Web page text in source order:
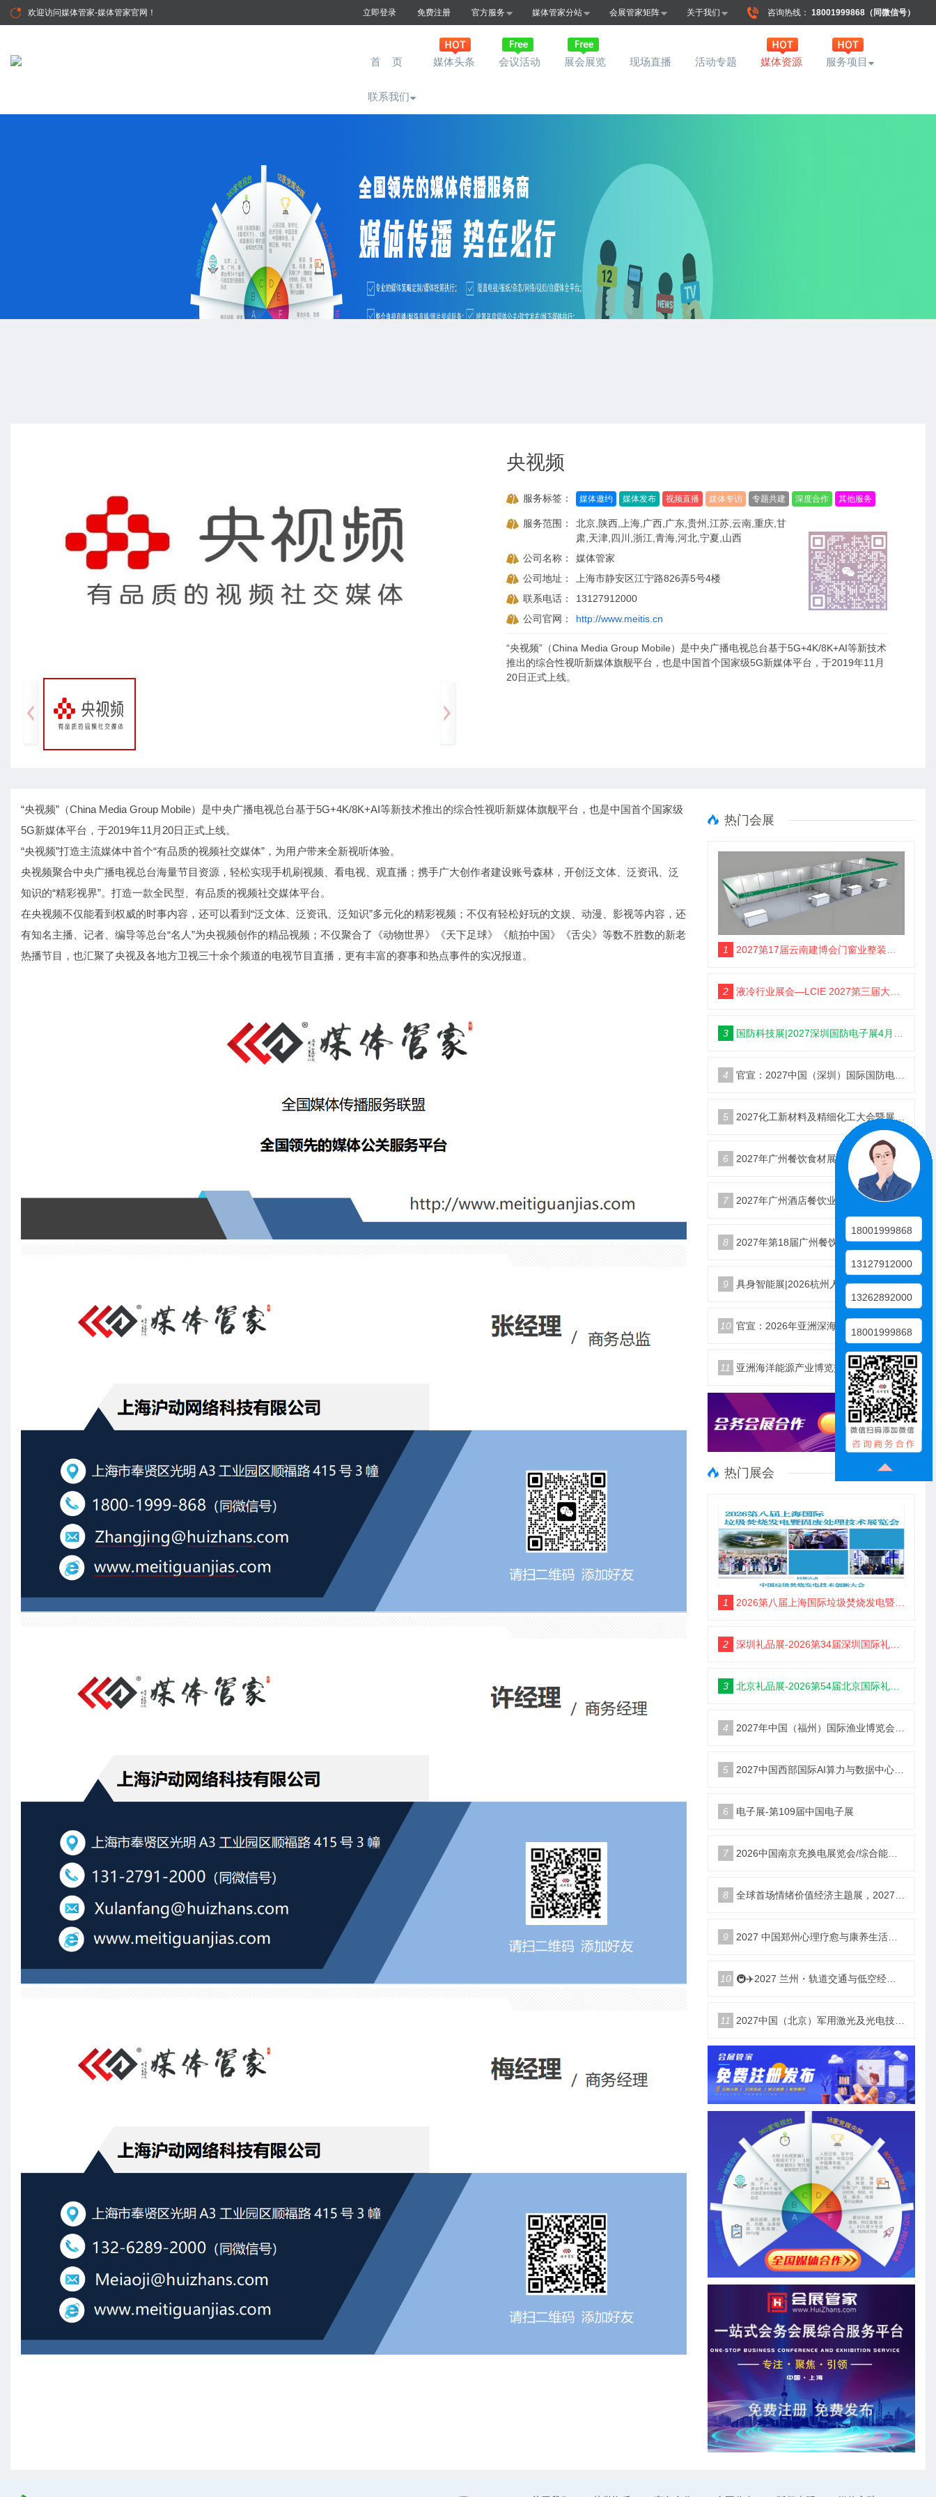
欢迎访问媒体管家-媒体管家官网 ！ 立即登录 免费注册 官方服务 媒体管家分站 会展管家矩阵 关于我们 咨询热线： 18001999868（同微信号）
首 页 媒体头条 会议活动 展会展览 现场直播 活动专题 媒体资源 服务项目
联系我们
央视频
服务标签： 媒体邀约 媒体发布 视频直播 媒体专访 专题共建 深度合作 其他服务
服务范围：
北京,陕西,上海,广西,广东,贵州,江苏,云南,重庆,甘
肃,天津,四川,浙江,青海,河北,宁夏,山西
公司名称：
媒体管家
公司地址：
上海市静安区江宁路826弄5号4楼
联系电话：
13127912000
公司官网：
http://www.meitis.cn
“央视频”（China Media Group Mobile）是中央广播电视总台基于5G+4K/8K+AI等新技术
推出的综合性视听新媒体旗舰平台，也是中国首个国家级5G新媒体平台，于2019年11月
20日正式上线。
“央视频”（China Media Group Mobile）是中央广播电视总台基于5G+4K/8K+AI等新技术推出的综合性视听新媒体旗舰平台，也是中国首个国家级
5G新媒体平台，于2019年11月20日正式上线。
“央视频”打造主流媒体中首个“有品质的视频社交媒体”，为用户带来全新视听体验。
央视频聚合中央广播电视总台海量节目资源，轻松实现手机刷视频、看电视、观直播；携手广大创作者建设账号森林，开创泛文体、泛资讯、泛
知识的“精彩视界”。打造一款全民型、有品质的视频社交媒体平台。
在央视频不仅能看到权威的时事内容，还可以看到“泛文体、泛资讯、泛知识”多元化的精彩视频；不仅有轻松好玩的文娱、动漫、影视等内容，还
有知名主播、记者、编导等总台“名人”为央视频创作的精品视频；不仅聚合了《动物世界》《天下足球》《航拍中国》《舌尖》等数不胜数的新老
热播节目，也汇聚了央视及各地方卫视三十余个频道的电视节目直播，更有丰富的赛事和热点事件的实况报道。
热门会展
1 2027第17届云南建博会门窗业整装定制智能家居卫浴建材展会
2 液冷行业展会—LCIE 2027第三届大湾区国际液冷产业大会暨展览会（深圳）
3 国防科技展|2027深圳国防电子展4月9日启幕
4 官宣：2027中国（深圳）国际国防电子博览会
5 2027化工新材料及精细化工大会暨展览会定档苏州
6 2027年广州餐饮食材展会5月20日召开
7 2027年广州酒店餐饮业博览会|广州餐博会
8 2027年第18届广州餐饮食材展览会
9 具身智能展|2026杭州人形机器人展|仿生机器人展5月启幕
10 官宣：2026年亚洲深海开发与海底作业装备博览交易会
11 亚洲海洋能源产业博览交易会2026年12月18日举办
热门展会
1 2026第八届上海国际垃圾焚烧发电暨固废处理技术展览会
2 深圳礼品展-2026第34届深圳国际礼品及家居用品展览会
3 北京礼品展-2026第54届北京国际礼品、赠品及家庭用品展览会
4 2027年中国（福州）国际渔业博览会|福州渔博会
5 2027中国西部国际AI算力与数据中心液冷产业展览会
6 电子展-第109届中国电子展
7 2026中国南京充换电展览会/综合能源服务站博览会
8 全球首场情绪价值经济主题展，2027郑州国际情绪价值经济博览会
9 2027 中国郑州心理疗愈与康养生活产业博览会
10 🚇✈️2027 兰州・轨道交通与低空经济展览会即将启幕！
11 2027中国（北京）军用激光及光电技术展览会
18001999868
13127912000
13262892000
18001999868